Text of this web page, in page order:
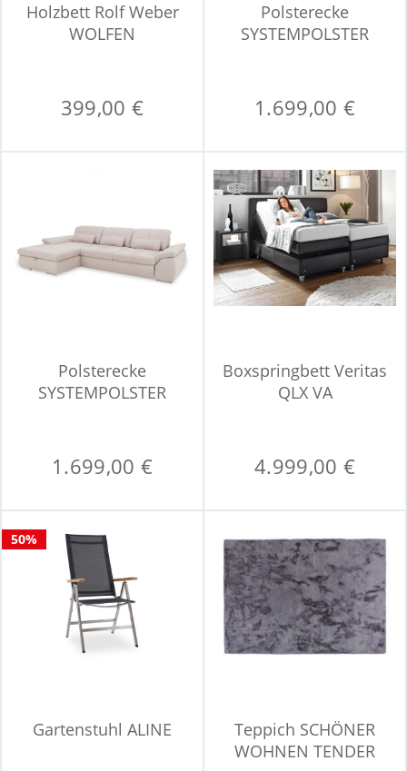
Holzbett Rolf Weber
WOLFEN
399,00 €
Polsterecke
SYSTEMPOLSTER
1.699,00 €
Polsterecke
SYSTEMPOLSTER
1.699,00 €
Boxspringbett Veritas
QLX VA
4.999,00 €
50%
Gartenstuhl ALINE
Teppich SCHÖNER
WOHNEN TENDER